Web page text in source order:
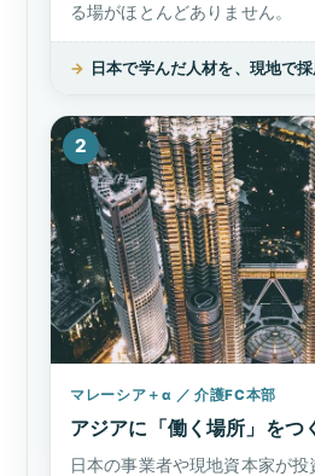
る場がほとんどありません。
→ 日本で学んだ人材を、現地で採
2
マレーシア＋α ／ 介護FC本部
アジアに「働く場所」をつ
日本の事業者や現地資本家が